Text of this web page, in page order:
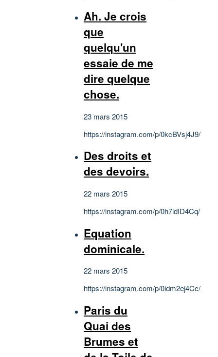
Ah. Je crois
que
quelqu'un
essaie de me
dire quelque
chose.
23 mars 2015
https://instagram.com/p/0kcBVsj4J9/
Des droits et
des devoirs.
22 mars 2015
https://instagram.com/p/0h7idID4Cq/
Equation
dominicale.
22 mars 2015
https://instagram.com/p/0idm2ej4Cc/
Paris du
Quai des
Brumes et